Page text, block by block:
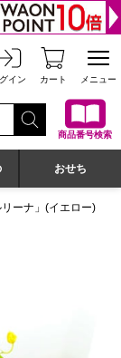
ショップ
イン カート メニュー
商品番号検索
おせち
ーナ」(イエロー)
間ギフト】